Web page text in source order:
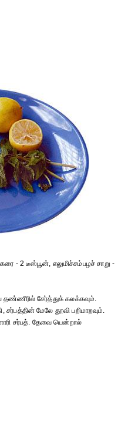
- 2 டீஸ்பூன், எலுமிச்சம்பழச் சாறு -
தண்ணீரில் சேர்த்துக் கலக்கவும்.
மேலே தூவி பறிமாறவும்.
சர்பத். தேவை யென்றால்